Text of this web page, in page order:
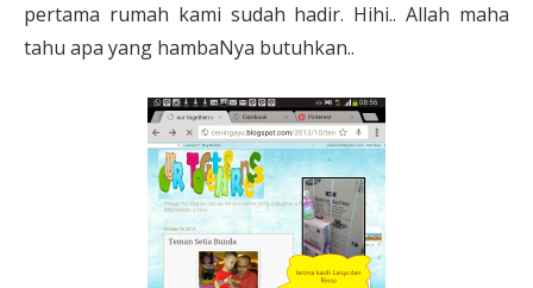
pertama rumah kami sudah hadir. Hihi.. Allah maha
tahu apa yang hambaNya butuhkan..